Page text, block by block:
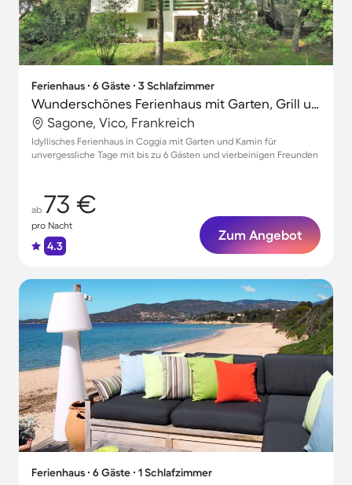
Ferienhaus ∙ 6 Gäste ∙ 3 Schlafzimmer
Wunderschönes Ferienhaus mit Garten, Grill und Terrasse | Neben dem Strand | Haustiere erlaubt
Sagone, Vico, Frankreich
Idyllisches Ferienhaus in Coggia mit Garten und Kamin für
unvergessliche Tage mit bis zu 6 Gästen und vierbeinigen Freunden
ab 73 €
pro Nacht
4.3
Zum Angebot
Ferienhaus ∙ 6 Gäste ∙ 1 Schlafzimmer